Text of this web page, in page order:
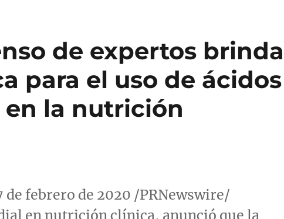
de expertos brinda
para el uso de ácidos
en la nutrición
de febrero de 2020 /PRNewswire/
en nutrición clínica, anunció que la